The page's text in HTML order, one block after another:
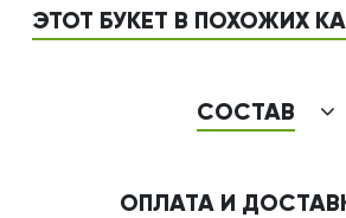
ЭТОТ БУКЕТ В ПОХОЖИХ
СОСТАВ
ОПЛАТА И